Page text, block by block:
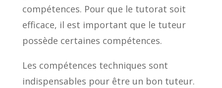
compétences. Pour que le tutorat soit
efficace, il est important que le tuteur
possède certaines compétences.
Les compétences techniques sont
indispensables pour être un bon tuteur.